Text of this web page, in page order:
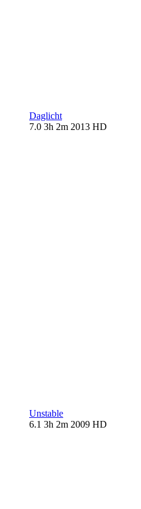
Daglicht
7.0 3h 2m 2013 HD
Unstable
6.1 3h 2m 2009 HD